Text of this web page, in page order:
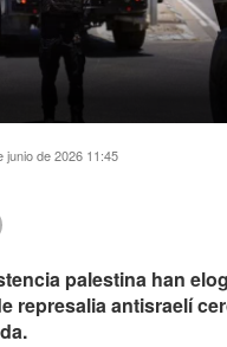
junio de 2026 11:45
palestina han
represalia antisraelí